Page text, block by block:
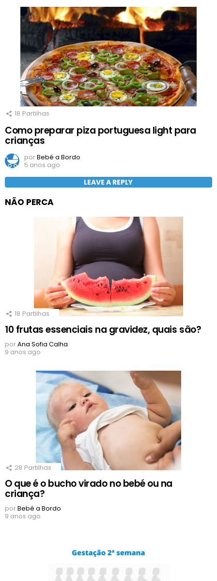
18 Partilhas
Como preparar piza portuguesa light para
crianças
porBebé a Bordo
5 anos ago
LEAVE A REPLY
NÃO PERCA
18 Partilhas
10 frutas essenciais na gravidez, quais são?
porAna Sofia Calha
9 anos ago
28 Partilhas
O que é o bucho virado no bebé ou na
criança?
porBebé a Bordo
9 anos ago